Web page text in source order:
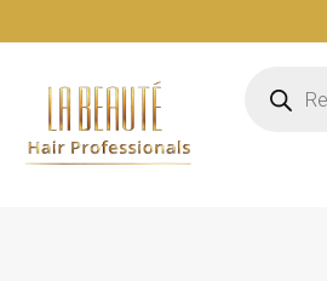
contenu